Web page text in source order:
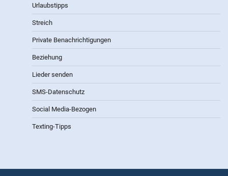
Urlaubstipps
Streich
Private Benachrichtigungen
Beziehung
Lieder senden
SMS-Datenschutz
Social Media-Bezogen
Texting-Tipps